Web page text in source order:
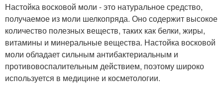
Настойка восковой моли - это натуральное средство,
получаемое из моли шелкопряда. Оно содержит высокое
количество полезных веществ, таких как белки, жиры,
витамины и минеральные вещества. Настойка восковой
моли обладает сильным антибактериальным и
противовоспалительным действием, поэтому широко
используется в медицине и косметологии.